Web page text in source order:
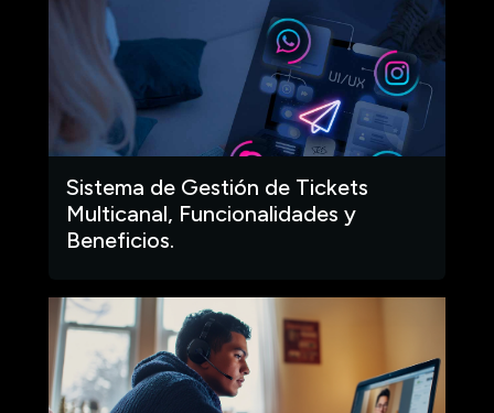
Sistema de Gestión de Tickets
Multicanal, Funcionalidades y
Beneficios.